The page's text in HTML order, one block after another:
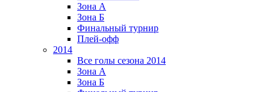
Зона А
Зона Б
Финальный турнир
Плей-офф
2014
Все голы сезона 2014
Зона А
Зона Б